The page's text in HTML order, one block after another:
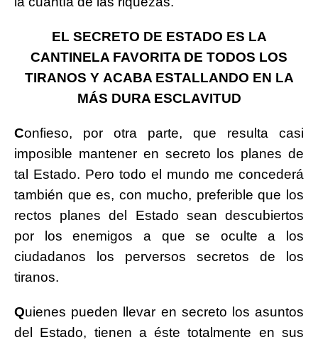
EL SECRETO DE ESTADO ES LA
CANTINELA FAVORITA DE TODOS LOS
TIRANOS Y ACABA ESTALLANDO EN LA
MÁS DURA ESCLAVITUD
Confieso, por otra parte, que resulta casi
imposible mantener en secreto los planes de
tal Estado. Pero todo el mundo me concederá
también que es, con mucho, preferible que los
rectos planes del Estado sean descubiertos
por los enemigos a que se oculte a los
ciudadanos los perversos secretos de los
tiranos.
Quienes pueden llevar en secreto los asuntos
del Estado, tienen a éste totalmente en sus